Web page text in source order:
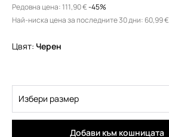
Редовна цена:111,90 €-45%
Най-ниска цена за последните 30 дни: 60,99 €
Цвят:
черен
Избери размер
Добави към кошницата